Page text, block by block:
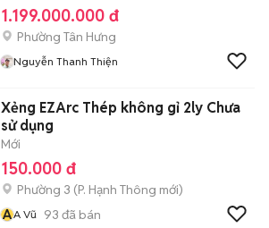
1.199.000.000 đ
Phường Tân Hưng
Nguyễn Thanh Thiện
Xẻng EZArc Thép không gỉ 2ly Chưa
sử dụng
Mới
150.000 đ
Phường 3 (P. Hạnh Thông mới)
AA Vũ 93 đã bán